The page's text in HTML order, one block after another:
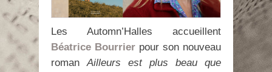
Les Automn’Halles accueillent
Béatrice Bourrier pour son nouveau
romanAilleurs est plus beau que